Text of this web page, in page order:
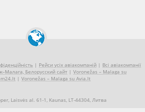
| Рейси усіх авіакомпаній | Всі авіакомпанії
Белорусский сайт | Voronežas – Malaga su
| Voronežas – Malaga su Avia.lt
Laisvės al. 61-1, Kaunas, LT-44304, Литва